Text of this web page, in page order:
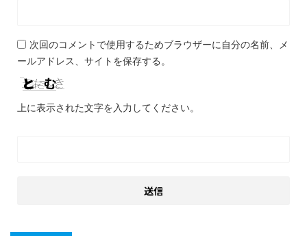
次回のコメントで使用するためブラウザーに自分の名前、メ
ールアドレス、サイトを保存する。
上に表示された文字を入力してください。